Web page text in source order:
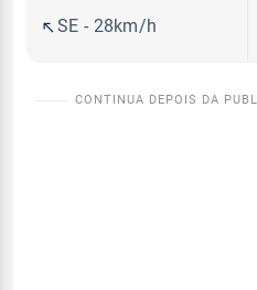
SE - 28km/h